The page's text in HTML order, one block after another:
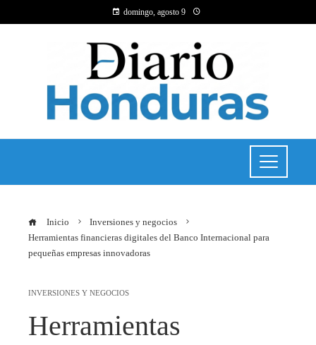
domingo, agosto 9
Inicio
Inversiones y negocios
Herramientas financieras digitales del Banco Internacional para
pequeñas empresas innovadoras
INVERSIONES Y NEGOCIOS
Herramientas